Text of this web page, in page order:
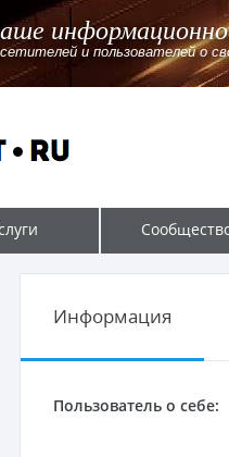
информационное
и пользователей о
Информация
Пользователь о себе: